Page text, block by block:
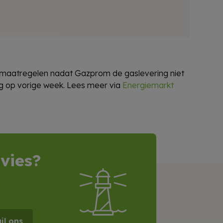
nadat Gazprom de gaslevering niet
vorige week. Lees meer via Energiemarkt
ons